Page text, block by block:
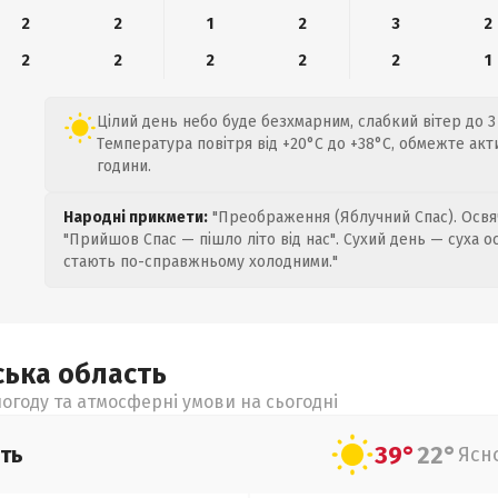
2 2 1 2 3
2
2
2 2 2 2 1
Цілий день небо буде безхмарним, слабкий вітер до
Температура повітря від +20°C до +38°C, обмежте
години.
Народні прикмети: "Преображення (Яблучний Спас).
"Прийшов Спас — пішло літо від нас". Сухий день — суха
стають по-справжньому холодними."
область
та атмосферні умови на сьогодні
39°22°